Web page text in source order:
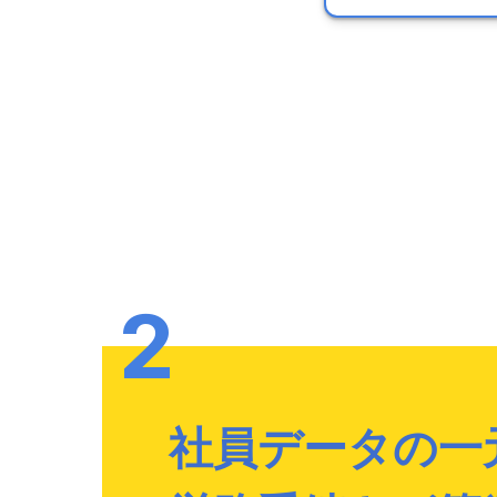
社員データの一